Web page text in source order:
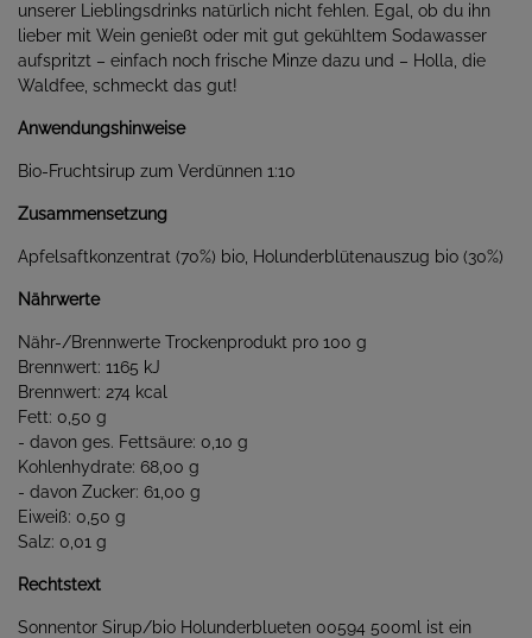
unserer Lieblingsdrinks natürlich nicht fehlen. Egal, ob du ihn
lieber mit Wein genießt oder mit gut gekühltem Sodawasser
aufspritzt – einfach noch frische Minze dazu und – Holla, die
Waldfee, schmeckt das gut!
Anwendungshinweise
Bio-Fruchtsirup zum Verdünnen 1:10
Zusammensetzung
Apfelsaftkonzentrat (70%) bio, Holunderblütenauszug bio (30%)
Nährwerte
Nähr-/Brennwerte Trockenprodukt pro 100 g
Brennwert: 1165 kJ
Brennwert: 274 kcal
Fett: 0,50 g
- davon ges. Fettsäure: 0,10 g
Kohlenhydrate: 68,00 g
- davon Zucker: 61,00 g
Eiweiß: 0,50 g
Salz: 0,01 g
Rechtstext
Sonnentor Sirup/bio Holunderblueten 00594 500ml ist ein